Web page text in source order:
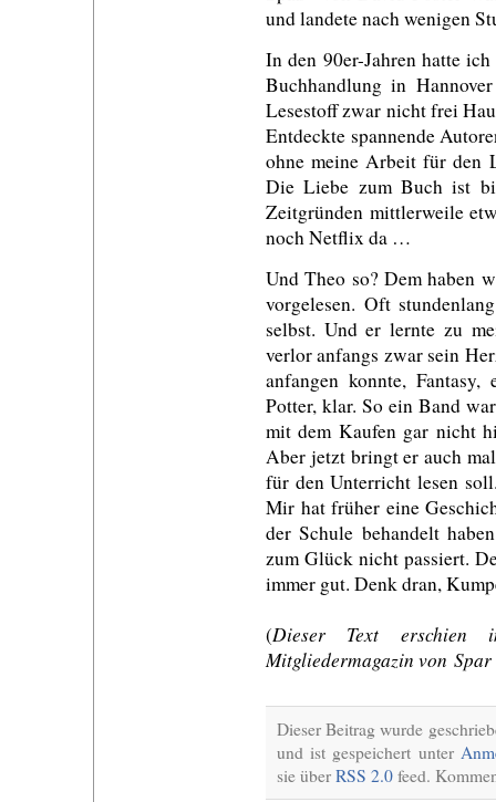
und landete nach wenigen
In den 90er-Jahren hatte
Buchhandlung in
Lesestoff zwar nicht frei
Entdeckte spannende
ohne meine Arbeit für den
Die Liebe zum Buch ist
Zeitgründen mittlerweile
noch Netflix da …
Und Theo so? Dem haben
vorgelesen. Oft
selbst. Und er lernte zu
verlor anfangs zwar sein
anfangen konnte,
Potter, klar. So ein Band
mit dem Kaufen gar nicht
Aber jetzt bringt er auch
für den Unterricht lesen
Mir hat früher eine
der Schule behandelt
zum Glück nicht passiert.
immer gut. Denk dran,
(Dieser Text
Mitgliedermagazin von
Dieser Beitrag wurde
und ist gespeichert unter
sie über RSS 2.0 feed.